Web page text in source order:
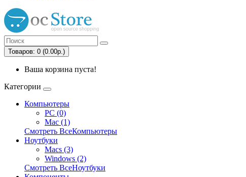
Товаров: 0 (0.00р.)
Ваша корзина пуста!
Категории
Компьютеры
PC (0)
Mac (1)
Смотреть ВсеКомпьютеры
Ноутбуки
Macs (3)
Windows (2)
Смотреть ВсеНоутбуки